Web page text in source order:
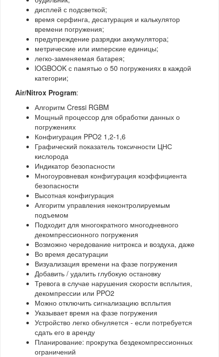
дисплей с подсветкой;
время серфинга, десатурация и калькулятор
времени погружения;
предупреждение разрядки аккумулятора;
метрические или имперские единицы;
легко-заменяемая батарея;
lOGBOOK с памятью о 50 погружениях в каждой
категории;
Air/Nitrox Program:
Алгоритм Cressi RGBM
Мощный процессор для обработки данных о
погружениях
Конфигурация PPO2 1,2-1,6
Графический показатель токсичности ЦНС
кислорода
Индикатор безопасности
Многоуровневая конфигурация коэффициента
безопасности
Высотная конфигурация
Алгоритм управления неконтролируемым
подъемом
Подходит для многократного многодневного
декомпрессионного погружения
Возможно чередование нитрокса и воздуха, даже
Во время десатурации
Визуализация времени на фазе погружения
Добавить / удалить глубокую остановку
Тревога в случае нарушения скорости всплытия,
декомпрессии или PPO2
Можно отключить сигнализацию всплытия
Указывает время на фазе погружения
Устройство легко обнуляется - если потребуется
сдать его в аренду
Планирование: прокрутка бездекомпрессионных
ограничений